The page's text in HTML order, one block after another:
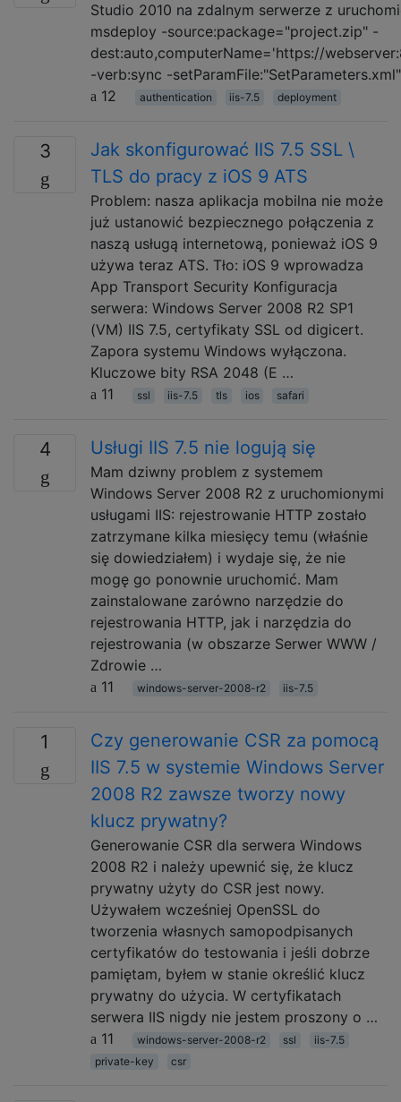
Studio 2010 na zdalnym serwerze z
msdeploy -source:package="project.zip" -
dest:auto,computerName='https://
-verb:sync -
12
authentication iis-7.5 deployment
3
Jak skonfigurować IIS 7.5 SSL \
TLS do pracy z iOS 9 ATS
Problem: nasza aplikacja mobilna nie może
już ustanowić bezpiecznego połączenia z
naszą usługą internetową, ponieważ iOS 9
używa teraz ATS. Tło: iOS 9 wprowadza
App Transport Security Konfiguracja
serwera: Windows Server 2008 R2 SP1
(VM) IIS 7.5, certyfikaty SSL od digicert.
Zapora systemu Windows wyłączona.
Kluczowe bity RSA 2048 (E …
11
ssl iis-7.5 tls ios safari
4 Usługi IIS 7.5 nie logują się
Mam dziwny problem z systemem
Windows Server 2008 R2 z uruchomionymi
usługami IIS: rejestrowanie HTTP zostało
zatrzymane kilka miesięcy temu (właśnie
się dowiedziałem) i wydaje się, że nie
mogę go ponownie uruchomić. Mam
zainstalowane zarówno narzędzie do
rejestrowania HTTP, jak i narzędzia do
rejestrowania (w obszarze Serwer WWW /
Zdrowie …
11
windows-server-2008-r2 iis-7.5
1
Czy generowanie CSR za pomocą
IIS 7.5 w systemie Windows Server
2008 R2 zawsze tworzy nowy
klucz prywatny?
Generowanie CSR dla serwera Windows
2008 R2 i należy upewnić się, że klucz
prywatny użyty do CSR jest nowy.
Używałem wcześniej OpenSSL do
tworzenia własnych samopodpisanych
certyfikatów do testowania i jeśli dobrze
pamiętam, byłem w stanie określić klucz
prywatny do użycia. W certyfikatach
serwera IIS nigdy nie jestem proszony o …
11
windows-server-2008-r2 ssl
iis-7.5
private-key
csr